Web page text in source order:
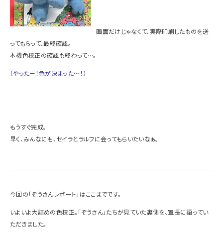
画面だけじゃなくて、実際印刷したものを送
ってもらって、最終確認。
本機色校正の確認も終わって…。
（やったー！色が決まった～！）
もうすぐ完成。
早く、みんなにも、セイラとラルフに会ってもらいたいなぁ。
今回の「ぞうさんレポート」はここまでです。
いよいよ大詰めの色校正。「ぞうさん」たちが見ていた裏側を、室長に語ってい
ただきました。